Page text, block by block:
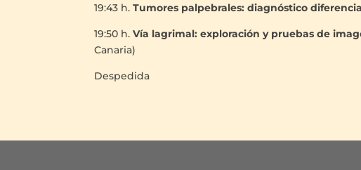
19:43 h.Tumores palpebrales: diagnóstico
19:50 h.Vía lagrimal: exploración y pruebas de
Canaria)
Despedida